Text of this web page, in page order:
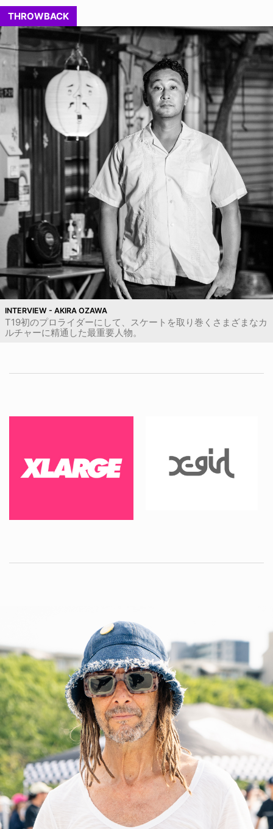
THROWBACK
INTERVIEW - AKIRA OZAWA
T19初のプロライダーにして、スケートを取り巻くさまざまなカ
ルチャーに精通した最重要人物。